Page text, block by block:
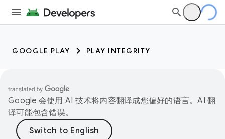
GOOGLE PLAY PLAY INTEGRITY
Google 会使用 AI 技术将内容翻译成您偏好的语言。AI 翻
译可能包含错误。